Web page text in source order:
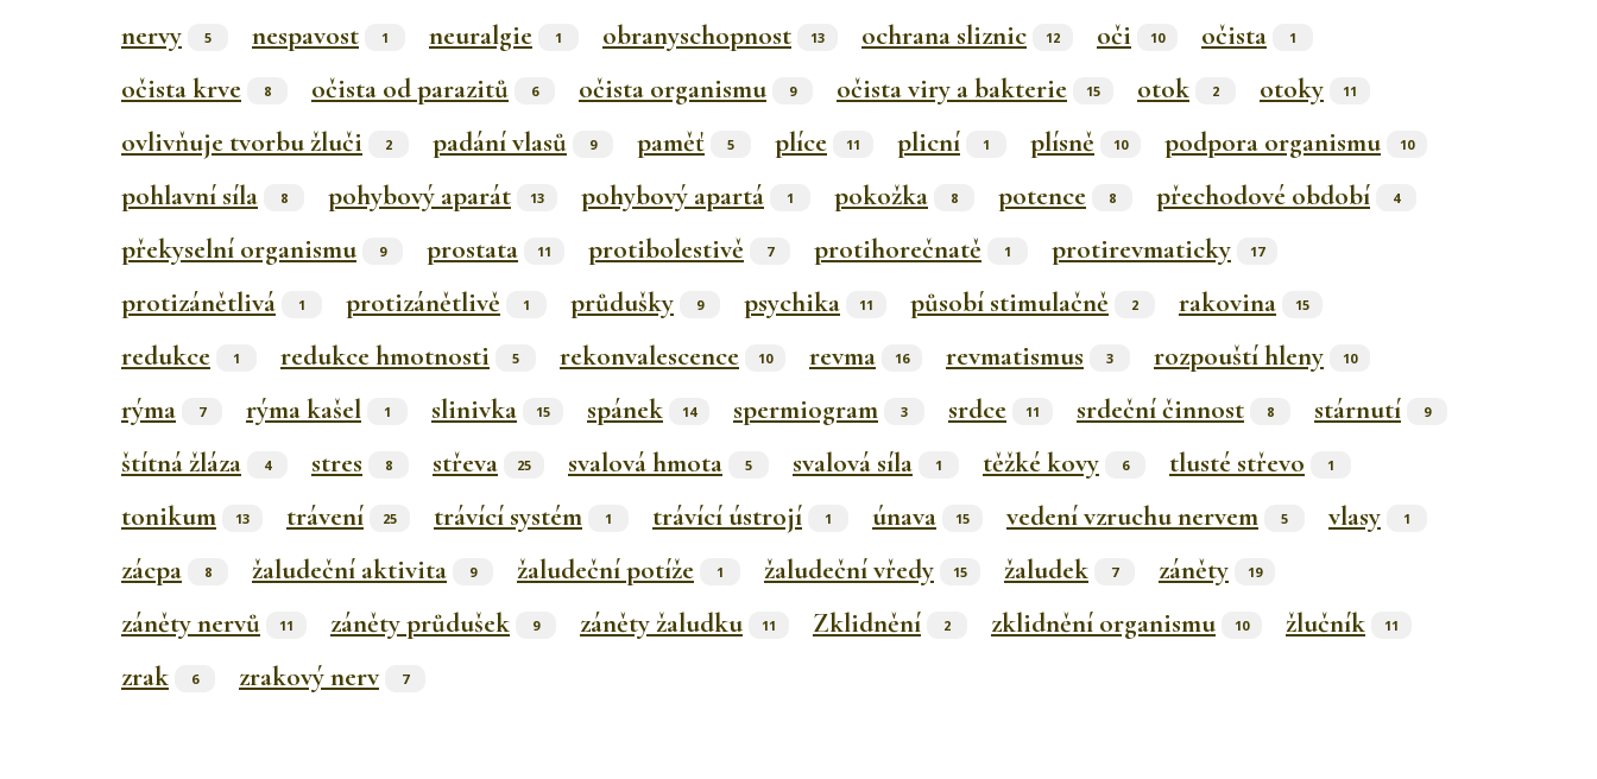
nervy 5 nespavost 1 neuralgie 1 obranyschopnost 13 ochrana sliznic 12 oči 10 očista 1
očista krve 8 očista od parazitů 6 očista organismu 9 očista viry a bakterie 15 otok 2 otoky 11
ovlivňuje tvorbu žluči 2 padání vlasů 9 paměť 5 plíce 11 plicní 1 plísně 10 podpora organismu 10
pohlavní síla 8 pohybový aparát 13 pohybový apartá 1 pokožka 8 potence 8 přechodové období 4
překyselní organismu 9 prostata 11 protibolestivě 7 protihorečnatě 1 protirevmaticky 17
protizánětlivá 1 protizánětlivě 1 průdušky 9 psychika 11 působí stimulačně 2 rakovina 15
redukce 1 redukce hmotnosti 5 rekonvalescence 10 revma 16 revmatismus 3 rozpouští hleny 10
rýma 7 rýma kašel 1 slinivka 15 spánek 14 spermiogram 3 srdce 11 srdeční činnost 8 stárnutí 9
štítná žláza 4 stres 8 střeva 25 svalová hmota 5 svalová síla 1 těžké kovy 6 tlusté střevo 1
tonikum 13 trávení 25 trávící systém 1 trávící ústrojí 1 únava 15 vedení vzruchu nervem 5 vlasy 1
zácpa 8 žaludeční aktivita 9 žaludeční potíže 1 žaludeční vředy 15 žaludek 7 záněty 19
záněty nervů 11 záněty průdušek 9 záněty žaludku 11 Zklidnění 2 zklidnění organismu 10 žlučník 11
zrak 6 zrakový nerv 7